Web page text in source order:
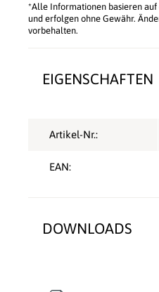
*Alle Informationen basieren
und erfolgen ohne Gewähr.
vorbehalten.
EIGENSCHAFTEN
Artikel-Nr.:
EAN:
DOWNLOADS